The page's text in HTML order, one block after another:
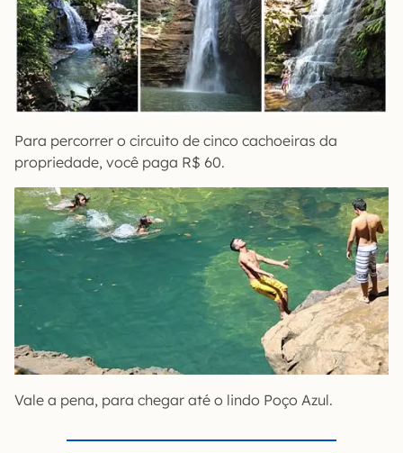
Para percorrer o circuito de cinco cachoeiras da
propriedade, você paga R$ 60.
Vale a pena, para chegar até o lindo Poço Azul.